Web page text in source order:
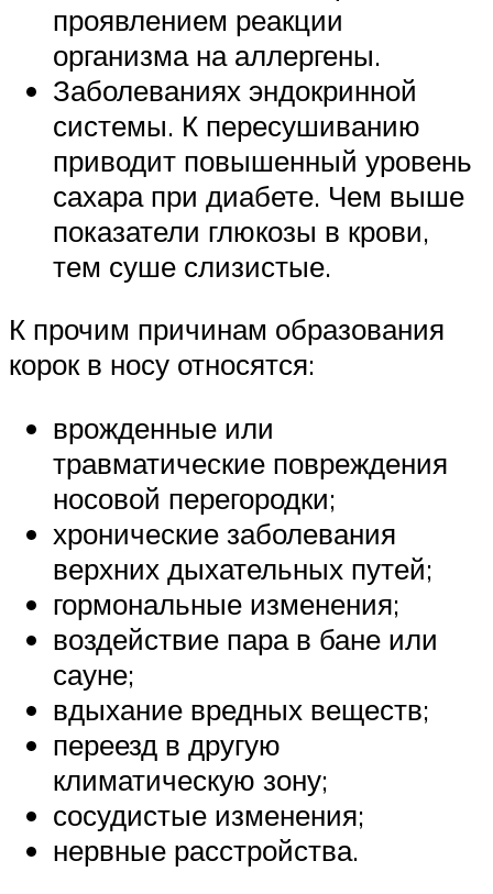
проявлением реакции
организма на аллергены.
Заболеваниях эндокринной
системы. К пересушиванию
приводит повышенный уровень
сахара при диабете. Чем выше
показатели глюкозы в крови,
тем суше слизистые.
К прочим причинам образования
корок в носу относятся:
врожденные или
травматические повреждения
носовой перегородки;
хронические заболевания
верхних дыхательных путей;
гормональные изменения;
воздействие пара в бане или
сауне;
вдыхание вредных веществ;
переезд в другую
климатическую зону;
сосудистые изменения;
нервные расстройства.